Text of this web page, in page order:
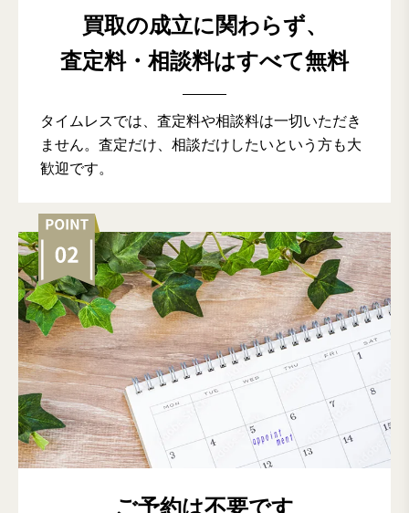
買取の成立に関わらず、
査定料・相談料はすべて無料
タイムレスでは、査定料や相談料は一切いただき
ません。査定だけ、相談だけしたいという方も大
歓迎です。
ご予約は不要です